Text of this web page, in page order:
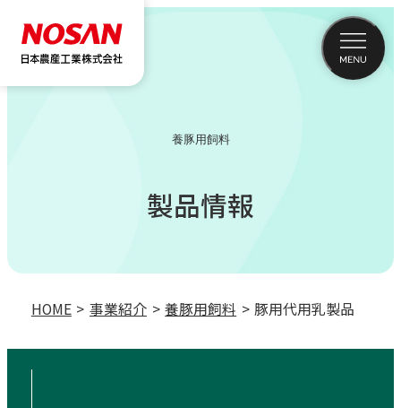
養豚用飼料
製品情報
HOME 事業紹介 養豚用飼料 豚用代用乳製品